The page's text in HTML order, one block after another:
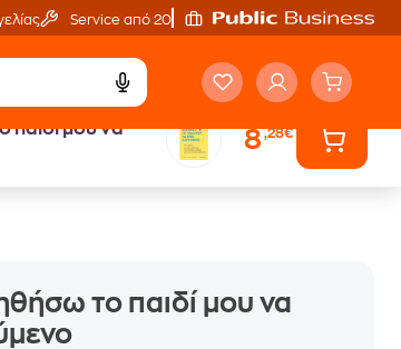
Service από 20'
μου να
8,28€
το παιδί μου να